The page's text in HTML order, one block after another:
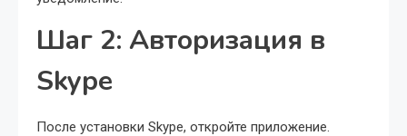
Шаг 2: Авторизация в
Skype
После установки Skype, откройте приложение.